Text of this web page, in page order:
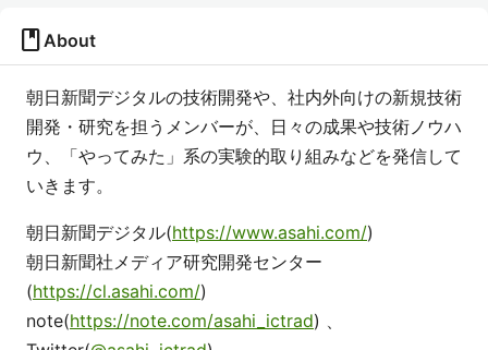
bookAbout
朝日新聞デジタルの技術開発や、社内外向けの新規技術
開発・研究を担うメンバーが、日々の成果や技術ノウハ
ウ、「やってみた」系の実験的取り組みなどを発信して
いきます。
朝日新聞デジタル(https://www.asahi.com/)
朝日新聞社メディア研究開発センター
(https://cl.asahi.com/)
note(https://note.com/asahi_ictrad) 、